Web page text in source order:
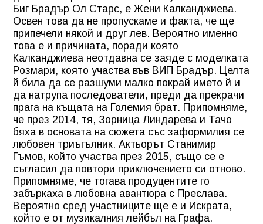
Биг Брадър Ол Старс, е Жени Калканджиева.
Освен това да не пропускаме и факта, че ще
припечели някой и друг лев. Вероятно именно
това е и причината, поради която
Калканджиева неотдавна се заяде с моделката
Розмари, която участва във ВИП Брадър. Целта
й била да се разшуми малко покрай името й и
да натрупа последователи, преди да прекрачи
прага на къщата на Големия брат. Припомняме,
че през 2014, тя, Зорница Линдарева и Тачо
бяха в основата на сюжета със заформилия се
любовен триъгълник. Актьорът Станимир
Гъмов, който участва през 2015, също се е
съгласил да повтори приключението си отново.
Припомняме, че тогава продуцентите го
забъркаха в любовна авантюра с Преслава.
Вероятно сред участниците ще е и Искрата,
който е от музикалния лейбъл на Графа.